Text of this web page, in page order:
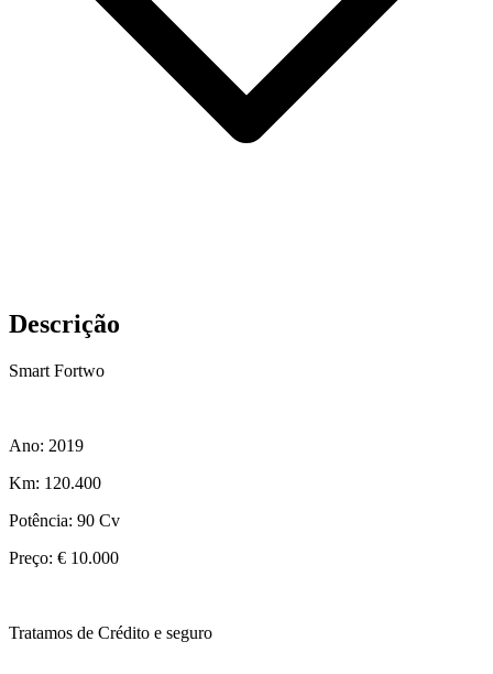
Descrição
Smart Fortwo
Ano: 2019
Km: 120.400
Potência: 90 Cv
Preço: € 10.000
Tratamos de Crédito e seguro